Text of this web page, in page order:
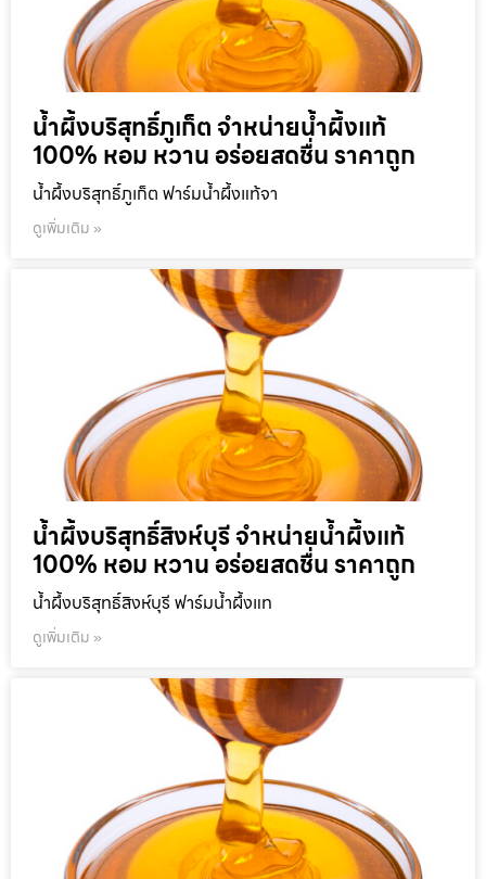
น้ำผึ้งบริสุทธิ์ภูเก็ต จำหน่ายน้ำผึ้งแท้
100% หอม หวาน อร่อยสดชื่น ราคาถูก
น้ำผึ้งบริสุทธิ์ภูเก็ต ฟาร์มน้ำผึ้งแท้จา
ดูเพิ่มเติม »
น้ำผึ้งบริสุทธิ์สิงห์บุรี จำหน่ายน้ำผึ้งแท้
100% หอม หวาน อร่อยสดชื่น ราคาถูก
น้ำผึ้งบริสุทธิ์สิงห์บุรี ฟาร์มน้ำผึ้งแท
ดูเพิ่มเติม »